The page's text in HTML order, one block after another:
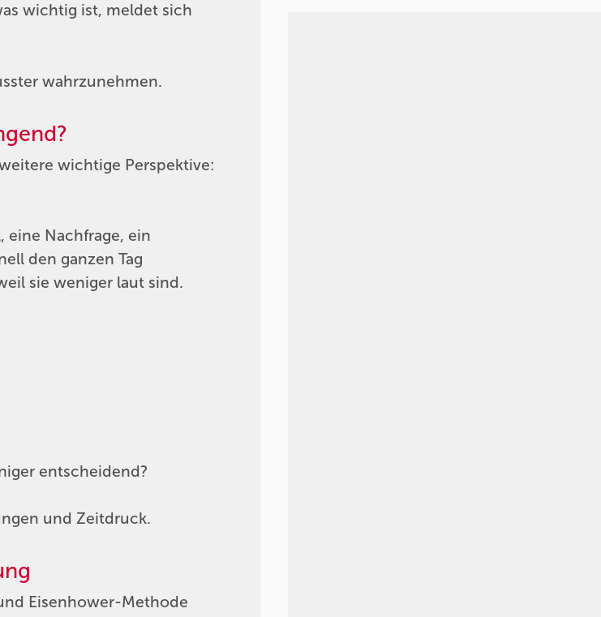
wichtig ist, meldet sich
wahrzunehmen.
wichtige Perspektive:
eine Nachfrage, ein
den ganzen Tag
sie weniger laut sind.
entscheidend?
und Zeitdruck.
Eisenhower-Methode